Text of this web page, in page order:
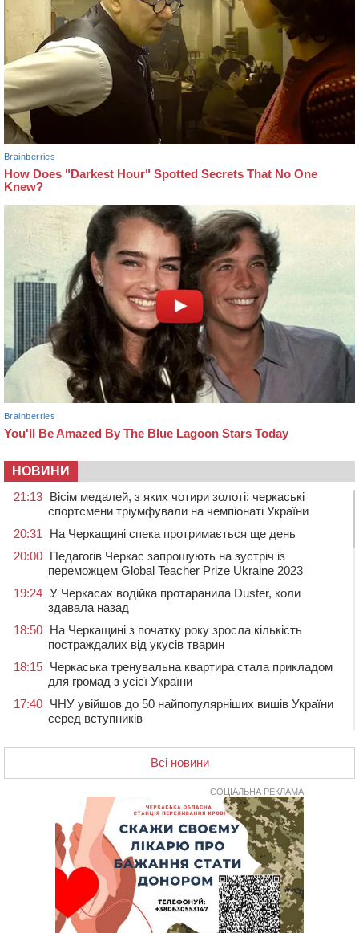
НОВИНИ
21:13 Вісім медалей, з яких чотири золоті: черкаські
спортсмени тріумфували на чемпіонаті України
20:31
На Черкащині спека протримається ще день
20:00 Педагогів Черкас запрошують на зустріч із
переможцем Global Teacher Prize Ukraine 2023
19:24 У Черкасах водійка протаранила Duster, коли
здавала назад
18:50 На Черкащині з початку року зросла кількість
постраждалих від укусів тварин
18:15 Черкаська тренувальна квартира стала прикладом
для громад з усієї України
17:40 ЧНУ увійшов до 50 найпопулярніших вишів України
серед вступників
контейнерний майданчик
16:32
Без розтину грудної клітки: у Черкасах 75-річній
пацієнтці замінили аортальний клапан
У Черкаському онкоцентрі встановили сонячну
електростанцію за понад пів мільйона гривень
У Київській області прощаються з полеглим на
фронті жителем Монастирищини
У Черкасах містяни через нову скляну зупинку і
вирізані дерева потерпають від спеки: Бондаренко
обіцяє масштабне озеленення
Всі новини
СОЦІАЛЬНА РЕКЛАМА